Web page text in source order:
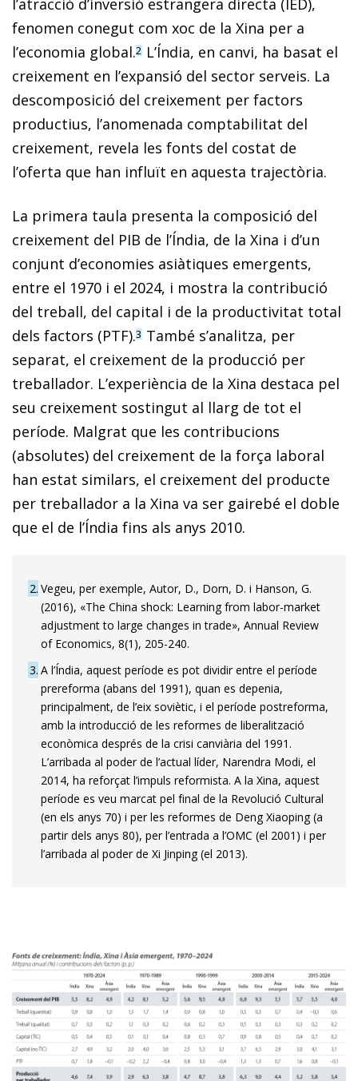
l’atracció d’inversió estrangera directa (IED),
fenomen conegut com xoc de la Xina per a
l’economia global.2 L’Índia, en canvi, ha basat el
creixement en l’expansió del sector serveis. La
descomposició del creixement per factors
productius, l’anomenada comptabilitat del
creixement, revela les fonts del costat de
l’oferta que han influït en aquesta trajectòria.
La primera taula presenta la composició del
creixement del PIB de l’Índia, de la Xina i d’un
conjunt d’economies asiàtiques emergents,
entre el 1970 i el 2024, i mostra la contribució
del treball, del capital i de la productivitat total
dels factors (PTF).3 També s’analitza, per
separat, el creixement de la producció per
treballador. L’experiència de la Xina destaca pel
seu creixement sostingut al llarg de tot el
període. Malgrat que les contribucions
(absolutes) del creixement de la força laboral
han estat similars, el creixement del producte
per treballador a la Xina va ser gairebé el doble
que el de l’Índia fins als anys 2010.
2 Vegeu, per exemple, Autor, D., Dorn, D. i Hanson, G.
(2016), «The China shock: Learning from labor-market
adjustment to large changes in trade», Annual Review
of Economics, 8(1), 205-240.
3 A l’Índia, aquest període es pot dividir entre el període
prereforma (abans del 1991), quan es depenia,
principalment, de l’eix soviètic, i el període postreforma,
amb la introducció de les reformes de liberalització
econòmica després de la crisi canviària del 1991.
L’arribada al poder de l’actual líder, Narendra Modi, el
2014, ha reforçat l’impuls reformista. A la Xina, aquest
període es veu marcat pel final de la Revolució Cultural
(en els anys 70) i per les reformes de Deng Xiaoping (a
partir dels anys 80), per l’entrada a l’OMC (el 2001) i per
l’arribada al poder de Xi Jinping (el 2013).